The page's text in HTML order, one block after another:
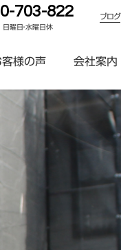
703-822
日・水曜日休
ブログ
客様の声 会社案内